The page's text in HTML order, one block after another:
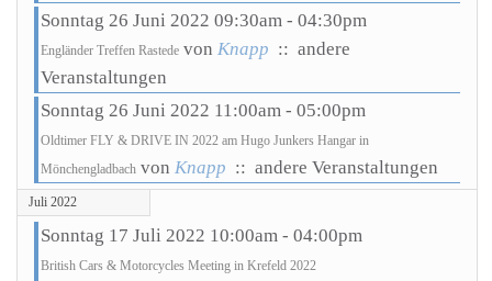
Sonntag 26 Juni 2022 09:30am - 04:30pm
Engländer Treffen Rastede von Knapp :: andere
Veranstaltungen
Sonntag 26 Juni 2022 11:00am - 05:00pm
Oldtimer FLY & DRIVE IN 2022 am Hugo Junkers Hangar in
Mönchengladbach von Knapp :: andere Veranstaltungen
Juli 2022
Sonntag 17 Juli 2022 10:00am - 04:00pm
British Cars & Motorcycles Meeting in Krefeld 2022